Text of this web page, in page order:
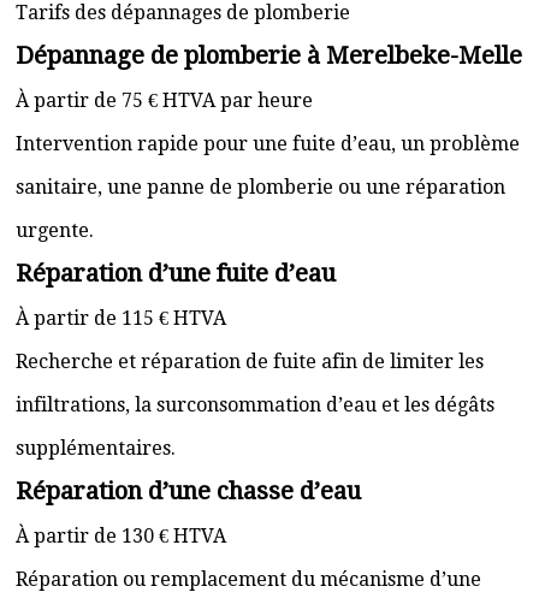
Tarifs des dépannages de plomberie
Dépannage de plomberie à Merelbeke-Melle
À partir de 75 € HTVA par heure
Intervention rapide pour une fuite d’eau, un problème
sanitaire, une panne de plomberie ou une réparation
urgente.
Réparation d’une fuite d’eau
À partir de 115 € HTVA
Recherche et réparation de fuite afin de limiter les
infiltrations, la surconsommation d’eau et les dégâts
supplémentaires.
Réparation d’une chasse d’eau
À partir de 130 € HTVA
Réparation ou remplacement du mécanisme d’une